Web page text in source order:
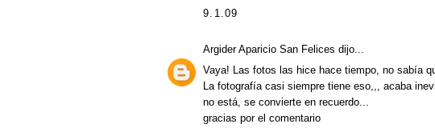
9.1.09
Argider Aparicio San Felices dijo...
Vaya! Las fotos las hice hace tiempo, no sabía
La fotografía casi siempre tiene eso,,, acaba
no está, se convierte en recuerdo...
gracias por el comentario